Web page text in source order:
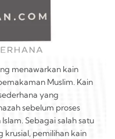
menawarkan kain
Muslim. Kain
yang
sebelum proses
Sebagai salah satu
pemilihan kain